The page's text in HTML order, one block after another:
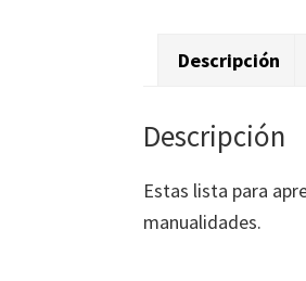
Descripción
Descripción
Estas lista para
manualidades.